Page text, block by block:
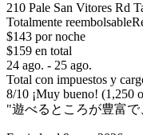
210 Pale San Vitores Rd
Totalmente reembolsable
$143 por noche
$159 en total
24 ago. - 25 ago.
Total con impuestos y
8/10 ¡Muy bueno! (1,250
"遊べるところが豊富